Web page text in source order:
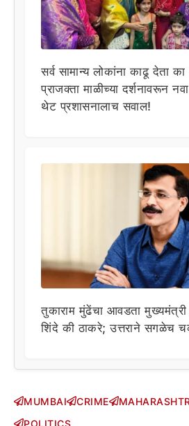
सर्व सामान्य लोकांना काढू देता
प्राजक्ता माळीच्या दर्शनावरून
थेट प्रशासनालाच सवाल!
तुकाराम मुंढेंचा आवडता
शिंदे की ठाकरे; उत्तराने सगळेच
MUMBAI CRIME
POLITICS